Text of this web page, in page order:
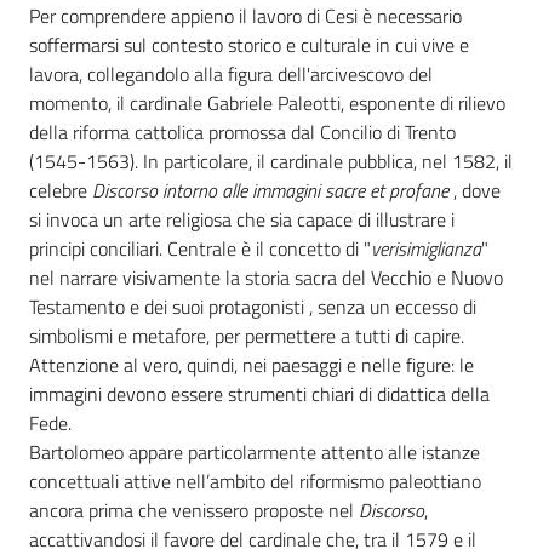
Per comprendere appieno il lavoro di Cesi è necessario
soffermarsi sul contesto storico e culturale in cui vive e
lavora, collegandolo alla figura dell'arcivescovo del
momento, il cardinale Gabriele Paleotti, esponente di rilievo
della riforma cattolica promossa dal Concilio di Trento
(1545-1563). In particolare, il cardinale pubblica, nel 1582, il
celebre Discorso intorno alle immagini sacre et profane, dove
si invoca un arte religiosa che sia capace di illustrare i
principi conciliari. Centrale è il concetto di "verisimiglianza"
nel narrare visivamente la storia sacra del Vecchio e Nuovo
Testamento e dei suoi protagonisti , senza un eccesso di
simbolismi e metafore, per permettere a tutti di capire.
Attenzione al vero, quindi, nei paesaggi e nelle figure: le
immagini devono essere strumenti chiari di didattica della
Fede.
Bartolomeo appare particolarmente attento alle istanze
concettuali attive nell’ambito del riformismo paleottiano
ancora prima che venissero proposte nel Discorso,
accattivandosi il favore del cardinale che, tra il 1579 e il